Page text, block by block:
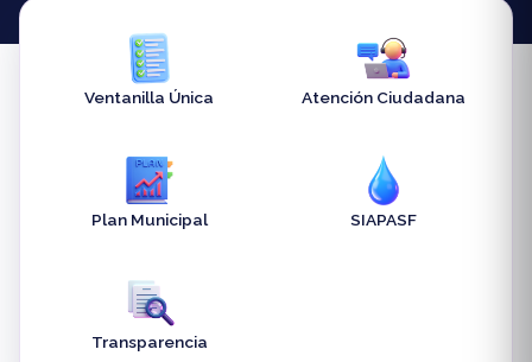
Ventanilla Única Atención Ciudadana
Plan Municipal SIAPASF
Transparencia